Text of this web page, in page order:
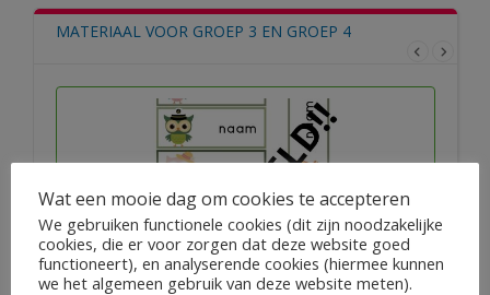
MATERIAAL VOOR GROEP 3 EN GROEP 4
Wat een mooie dag om cookies te accepteren
We gebruiken functionele cookies (dit zijn noodzakelijke
cookies, die er voor zorgen dat deze website goed
functioneert), en analyserende cookies (hiermee kunnen
we het algemeen gebruik van deze website meten).